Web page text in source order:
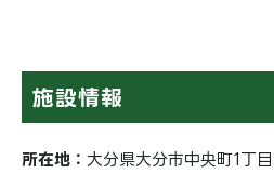
施設情報
所在地： 大分県大分市中央町1丁